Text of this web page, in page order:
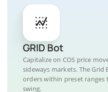
GRID Bot
Capitalize on COS price
sideways markets. The Grid
orders within preset
swing.